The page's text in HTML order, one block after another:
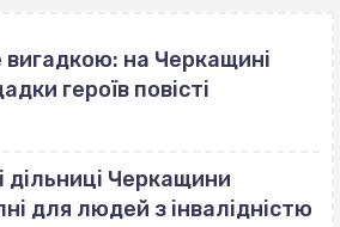
вигадкою: на Черкащині
героїв повісті
Черкащини
для людей з інвалідністю